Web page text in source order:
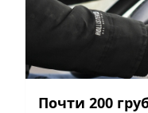
Почти 200